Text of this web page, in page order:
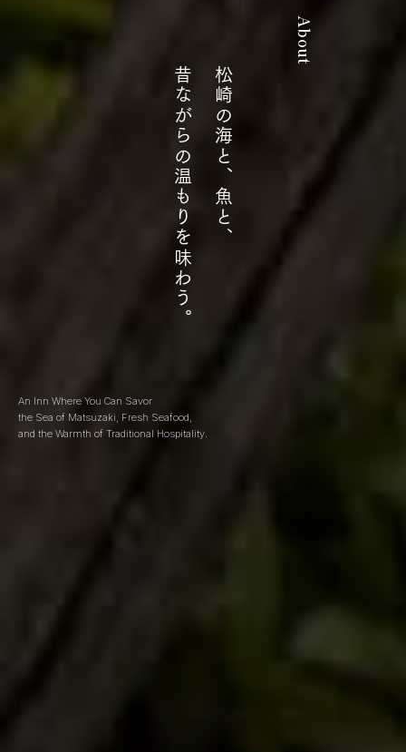
About
松崎の海と、魚と、
昔ながらの温もりを味わう。
An Inn Where You Can Savor
the Sea of Matsuzaki, Fresh Seafood,
and the Warmth of Traditional Hospitality.